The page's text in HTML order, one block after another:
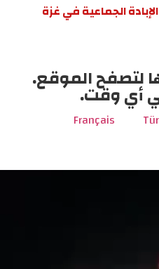
الإبادة الجماعية في غزة
لتصفح الموقع.
أي وقت.
Français